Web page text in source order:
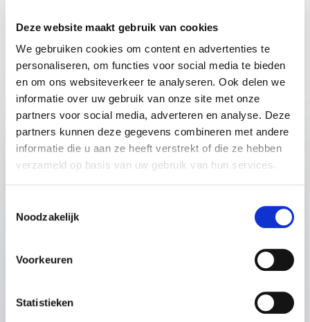
Deze website maakt gebruik van cookies
We gebruiken cookies om content en advertenties te
personaliseren, om functies voor social media te bieden
en om ons websiteverkeer te analyseren. Ook delen we
informatie over uw gebruik van onze site met onze
partners voor social media, adverteren en analyse. Deze
partners kunnen deze gegevens combineren met andere
informatie die u aan ze heeft verstrekt of die ze hebben
verzameld op basis van uw gebruik van hun services.
Noodzakelijk
Voorkeuren
Statistieken
dagvoorzitter
Dien eenvoudig een aanvraag in. Je krijgt snel een
reactie op jouw informatieverzoek.